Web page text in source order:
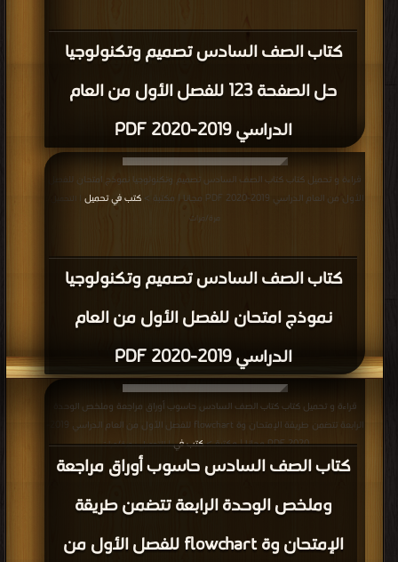
كتاب الصف السادس تصميم وتكنولوجيا
حل الصفحة 123 للفصل الأول من العام
الدراسي 2019-2020 PDF
كتاب الصف السادس تصميم وتكنولوجيا
نموذج امتحان للفصل الأول من العام
الدراسي 2019-2020 PDF
قراءة و تحميل كتاب كتاب الصف السادس تصميم وتكنولوجيا نموذج امتحان للفصل
الأول من العام الدراسي 2019-2020 PDF مجانا | مكتبة >
كتب في تحميل
مرة/مرات
كتاب الصف السادس حاسوب أوراق مراجعة
وملخص الوحدة الرابعة تتضمن طريقة
الإمتحان وة flowchart للفصل الأول من
قراءة و تحميل كتاب كتاب الصف السادس حاسوب أوراق مراجعة وملخص الوحدة
2020 PDF مجانا | مكتبة >
كتب في| التحميل : مرة/مرات